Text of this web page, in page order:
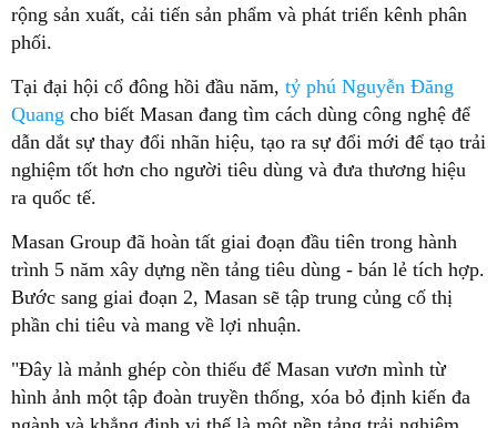
rộng sản xuất, cải tiến sản phẩm và phát triển kênh phân
phối.
Tại đại hội cổ đông hồi đầu năm, tỷ phú Nguyễn Đăng
Quang cho biết Masan đang tìm cách dùng công nghệ để
dẫn dắt sự thay đổi nhãn hiệu, tạo ra sự đổi mới để tạo trải
nghiệm tốt hơn cho người tiêu dùng và đưa thương hiệu
ra quốc tế.
Masan Group đã hoàn tất giai đoạn đầu tiên trong hành
trình 5 năm xây dựng nền tảng tiêu dùng - bán lẻ tích hợp.
Bước sang giai đoạn 2, Masan sẽ tập trung củng cố thị
phần chi tiêu và mang về lợi nhuận.
"Đây là mảnh ghép còn thiếu để Masan vươn mình từ
hình ảnh một tập đoàn truyền thống, xóa bỏ định kiến đa